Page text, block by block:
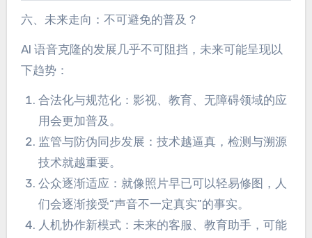
六、未来走向：不可避免的普及？
AI 语音克隆的发展几乎不可阻挡，未来可能呈现以
下趋势：
合法化与规范化：影视、教育、无障碍领域的应
用会更加普及。
监管与防伪同步发展：技术越逼真，检测与溯源
技术就越重要。
公众逐渐适应：就像照片早已可以轻易修图，人
们会逐渐接受“声音不一定真实”的事实。
人机协作新模式：未来的客服、教育助手，可能